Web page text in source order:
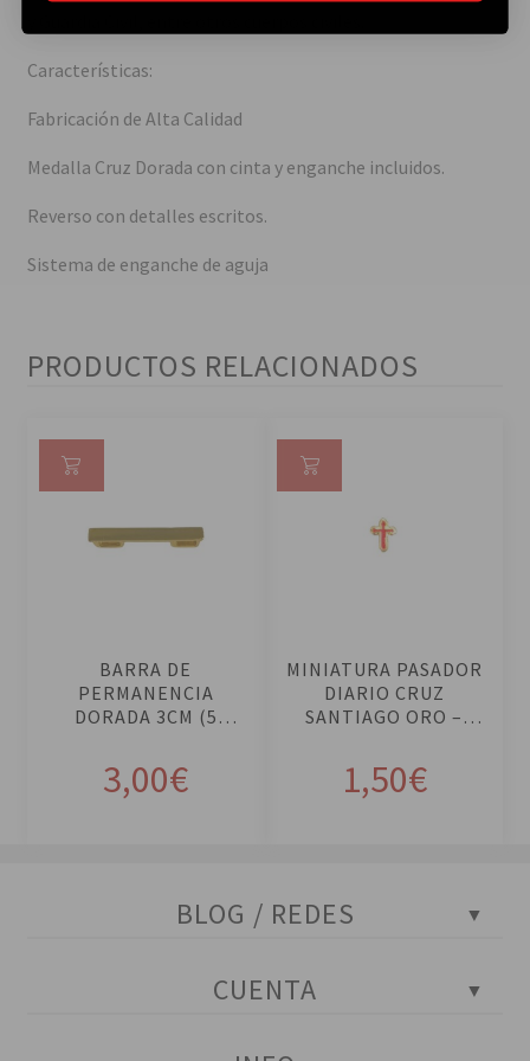
Características:
Fabricación de Alta Calidad
Medalla Cruz Dorada con cinta y enganche incluidos.
Reverso con detalles escritos.
Sistema de enganche de aguja
PRODUCTOS RELACIONADOS
BARRA DE
PERMANENCIA
DORADA 3CM (5
3,00€
Añ
MINIATURA PASADOR
DIARIO CRUZ
SANTIAGO ORO –
1,50€
Añ
to
BLOG / REDES
Tests policialesCUENTA